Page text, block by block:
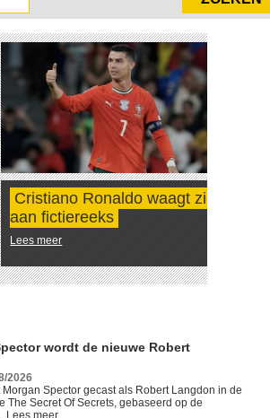
Ronaldo waagt zich
wordt de nieuwe Robert
2026
Morgan Spector gecast als Robert Langdon in de
The Secret Of Secrets, gebaseerd op de
Lees meer